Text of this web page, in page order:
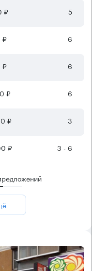
₽ 5
₽ 6
₽ 6
₽ 6
₽ 3
₽ 3 - 6